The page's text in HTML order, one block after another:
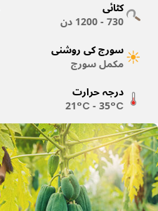
کٹائی
730 - 1200
دن
سورج کی روشنی
مکمل سورج
درجہ حرارت
21°C - 35°C